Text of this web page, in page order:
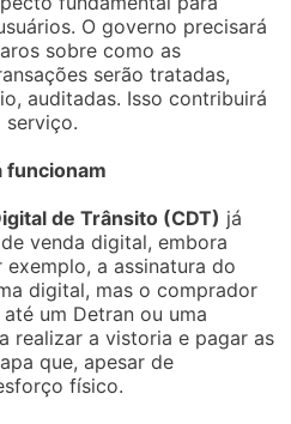
O governo precisará
sobre como as
serão tratadas,
auditadas. Isso contribuirá
serviço.
funcionam
de Trânsito (CDT) já
venda digital, embora
a assinatura do
digital, mas o comprador
um Detran ou uma
realizar a vistoria e pagar as
que, apesar de
físico.